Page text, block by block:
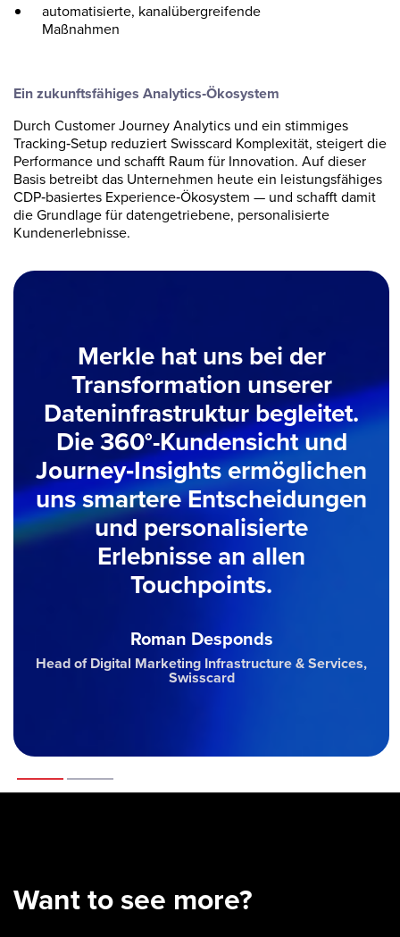
automatisierte, kanalübergreifende
Maßnahmen
Ein zukunftsfähiges Analytics‑Ökosystem
Durch Customer Journey Analytics und ein stimmiges
Tracking‑Setup reduziert Swisscard Komplexität, steigert die
Performance und schafft Raum für Innovation. Auf dieser
Basis betreibt das Unternehmen heute ein leistungsfähiges
CDP‑basiertes Experience‑Ökosystem — und schafft damit
die Grundlage für datengetriebene, personalisierte
Kundenerlebnisse.
Merkle hat uns bei der
Transformation unserer
Dateninfrastruktur begleitet.
Die 360°-Kundensicht und
Journey‑Insights ermöglichen
uns smartere Entscheidungen
und personalisierte
Erlebnisse an allen
Touchpoints.
Roman Desponds
Head of Digital Marketing Infrastructure & Services,
Swisscard
Want to see more?